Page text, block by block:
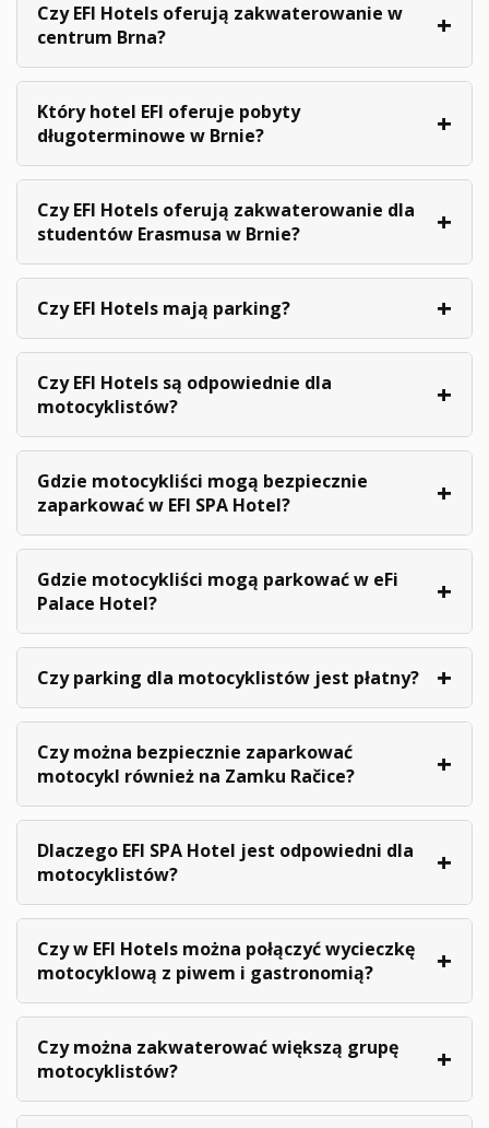
Czy EFI Hotels oferują zakwaterowanie w
centrum Brna?
Który hotel EFI oferuje pobyty
długoterminowe w Brnie?
Czy EFI Hotels oferują zakwaterowanie dla
studentów Erasmusa w Brnie?
Czy EFI Hotels mają parking?
Czy EFI Hotels są odpowiednie dla
motocyklistów?
Gdzie motocykliści mogą bezpiecznie
zaparkować w EFI SPA Hotel?
Gdzie motocykliści mogą parkować w eFi
Palace Hotel?
Czy parking dla motocyklistów jest płatny?
Czy można bezpiecznie zaparkować
motocykl również na Zamku Račice?
Dlaczego EFI SPA Hotel jest odpowiedni dla
motocyklistów?
Czy w EFI Hotels można połączyć wycieczkę
motocyklową z piwem i gastronomią?
Czy można zakwaterować większą grupę
motocyklistów?